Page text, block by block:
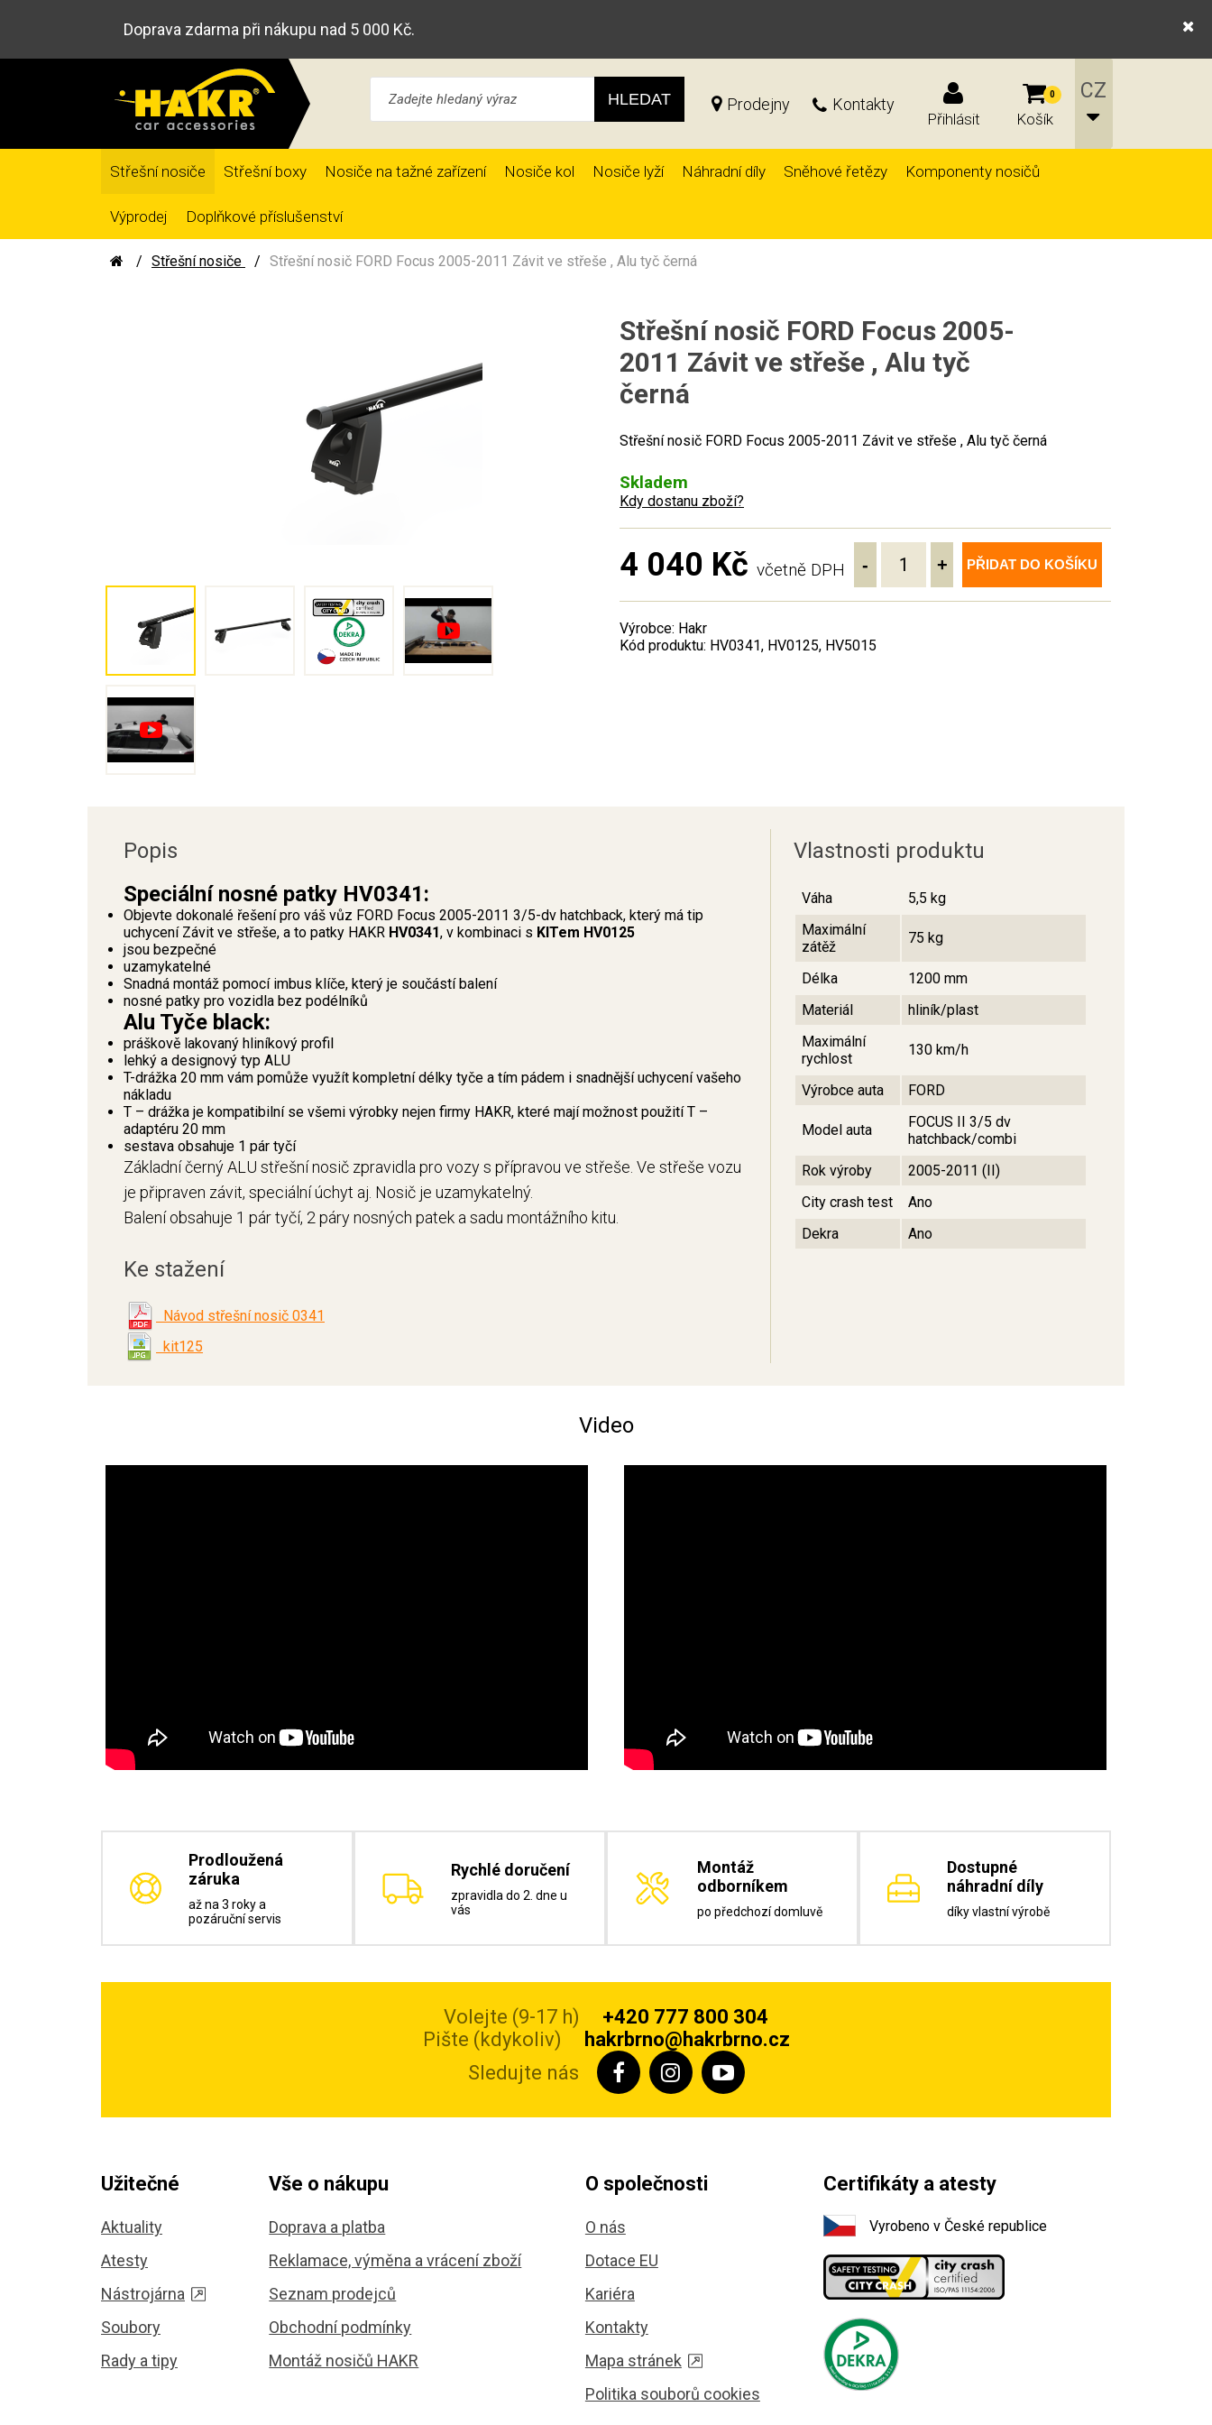
Doprava zdarma při nákupu nad 5 000 Kč.
HLEDAT Prodejny Kontakty
Přihlásit
0
Košík
Střešní nosiče Střešní boxy Nosiče na tažné zařízení Nosiče kol Nosiče lyží Náhradní díly Sněhové řetězy Komponenty nosičů
Výprodej Doplňkové příslušenství
Střešní nosiče Střešní nosič FORD Focus 2005-2011 Závit ve střeše , Alu tyč černá
Střešní nosič FORD Focus 2005-
2011 Závit ve střeše , Alu tyč
černá
Střešní nosič FORD Focus 2005-2011 Závit ve střeše , Alu tyč černá
Skladem
Kdy dostanu zboží?
4 040 Kč včetně DPH - + PŘIDAT DO KOŠÍKU
Výrobce: Hakr
Kód produktu: HV0341, HV0125, HV5015
Popis
Speciální nosné patky HV0341:
Objevte dokonalé řešení pro váš vůz FORD Focus 2005-2011 3/5-dv hatchback, který má tip
uchycení Závit ve střeše, a to patky HAKR HV0341, v kombinaci s KITem HV0125
jsou bezpečné
uzamykatelné
Snadná montáž pomocí imbus klíče, který je součástí balení
nosné patky pro vozidla bez podélníků
Alu Tyče black:
práškově lakovaný hliníkový profil
lehký a designový typ ALU
T-drážka 20 mm vám pomůže využít kompletní délky tyče a tím pádem i snadnější uchycení vašeho
nákladu
T – drážka je kompatibilní se všemi výrobky nejen firmy HAKR, které mají možnost použití T –
adaptéru 20 mm
sestava obsahuje 1 pár tyčí
Základní černý ALU střešní nosič zpravidla pro vozy s přípravou ve střeše. Ve střeše vozu
je připraven závit, speciální úchyt aj. Nosič je uzamykatelný.
Balení obsahuje 1 pár tyčí, 2 páry nosných patek a sadu montážního kitu.
Ke stažení
Návod střešní nosič 0341
kit125
Vlastnosti produktu
Váha
5,5 kg
Maximální
zátěž
75 kg
Délka
1200 mm
Materiál
hliník/plast
Maximální
rychlost
130 km/h
Výrobce auta FORD
Model auta
FOCUS II 3/5 dv
hatchback/combi
Rok výroby
2005-2011 (II)
City crash test
Ano
Dekra
Ano
Video
Prodloužená
záruka
až na 3 roky a
pozáruční servis
Rychlé doručení
zpravidla do 2. dne u
vás
Montáž
odborníkem
po předchozí domluvě
Dostupné
náhradní díly
díky vlastní výrobě
Volejte (9-17 h)
+420 777 800 304
Pište (kdykoliv)
hakrbrno@hakrbrno.cz
Sledujte nás
Užitečné
Aktuality
Atesty
Nástrojárna
Soubory
Rady a tipy
Vše o nákupu
Doprava a platba
Reklamace, výměna a vrácení zboží
Seznam prodejců
Obchodní podmínky
Montáž nosičů HAKR
O společnosti
O nás
Dotace EU
Kariéra
Kontakty
Mapa stránek
Politika souborů cookies
Certifikáty a atesty
Vyrobeno v České republice